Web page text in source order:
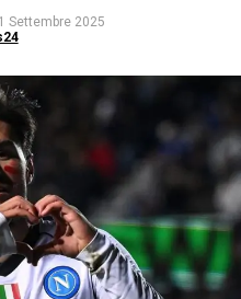
1 Settembre 2025